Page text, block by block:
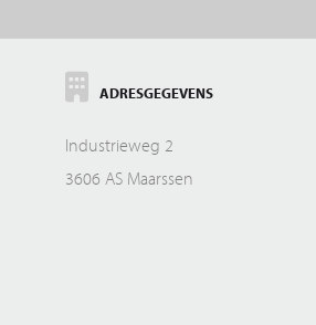
ADRESGEGEVENS
Industrieweg 2
3606 AS Maarssen